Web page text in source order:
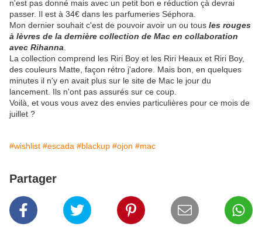
n'est pas donné mais avec un petit bon e réduction çà devrai
passer. Il est à 34€ dans les parfumeries Séphora.
Mon dernier souhait c'est de pouvoir avoir un ou tous les rouges
à lèvres de la dernière collection de Mac en collaboration
avec Rihanna
La collection comprend les Riri Boy et les Riri Heaux et Riri Boy,
des couleurs Matte, façon rétro j'adore. Mais bon, en quelques
minutes il n'y en avait plus sur le site de Mac le jour du
lancement. Ils n'ont pas assurés sur ce coup.
Voilà, et vous vous avez des envies particulières pour ce mois de
juillet ?
#wishlist #escada #blackup #ojon #mac
Partager